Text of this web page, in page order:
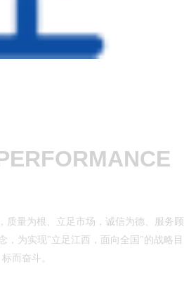
质量为根、立足市场，诚信为德、服务顾
，为实现"立足江西，面向全国"的战略目
标而奋斗。